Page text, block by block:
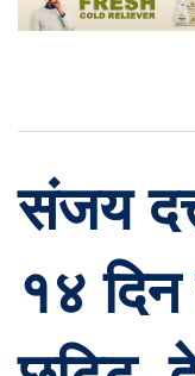
संजय
१४ दिन